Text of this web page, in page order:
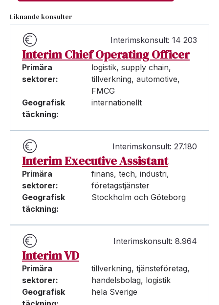
Liknande konsulter
Interimskonsult: 14 203
Interim Chief Operating Officer
Primära
sektorer:
logistik, supply chain,
tillverkning, automotive,
FMCG
Geografisk
täckning:
internationellt
Interimskonsult: 27.180
Interim Executive Assistant
Primära
sektorer:
finans, tech, industri,
företagstjänster
Geografisk
täckning:
Stockholm och Göteborg
Interimskonsult: 8.964
Interim VD
Primära
sektorer:
tillverkning, tjänsteföretag,
handelsbolag, logistik
Geografisk
hela Sverige